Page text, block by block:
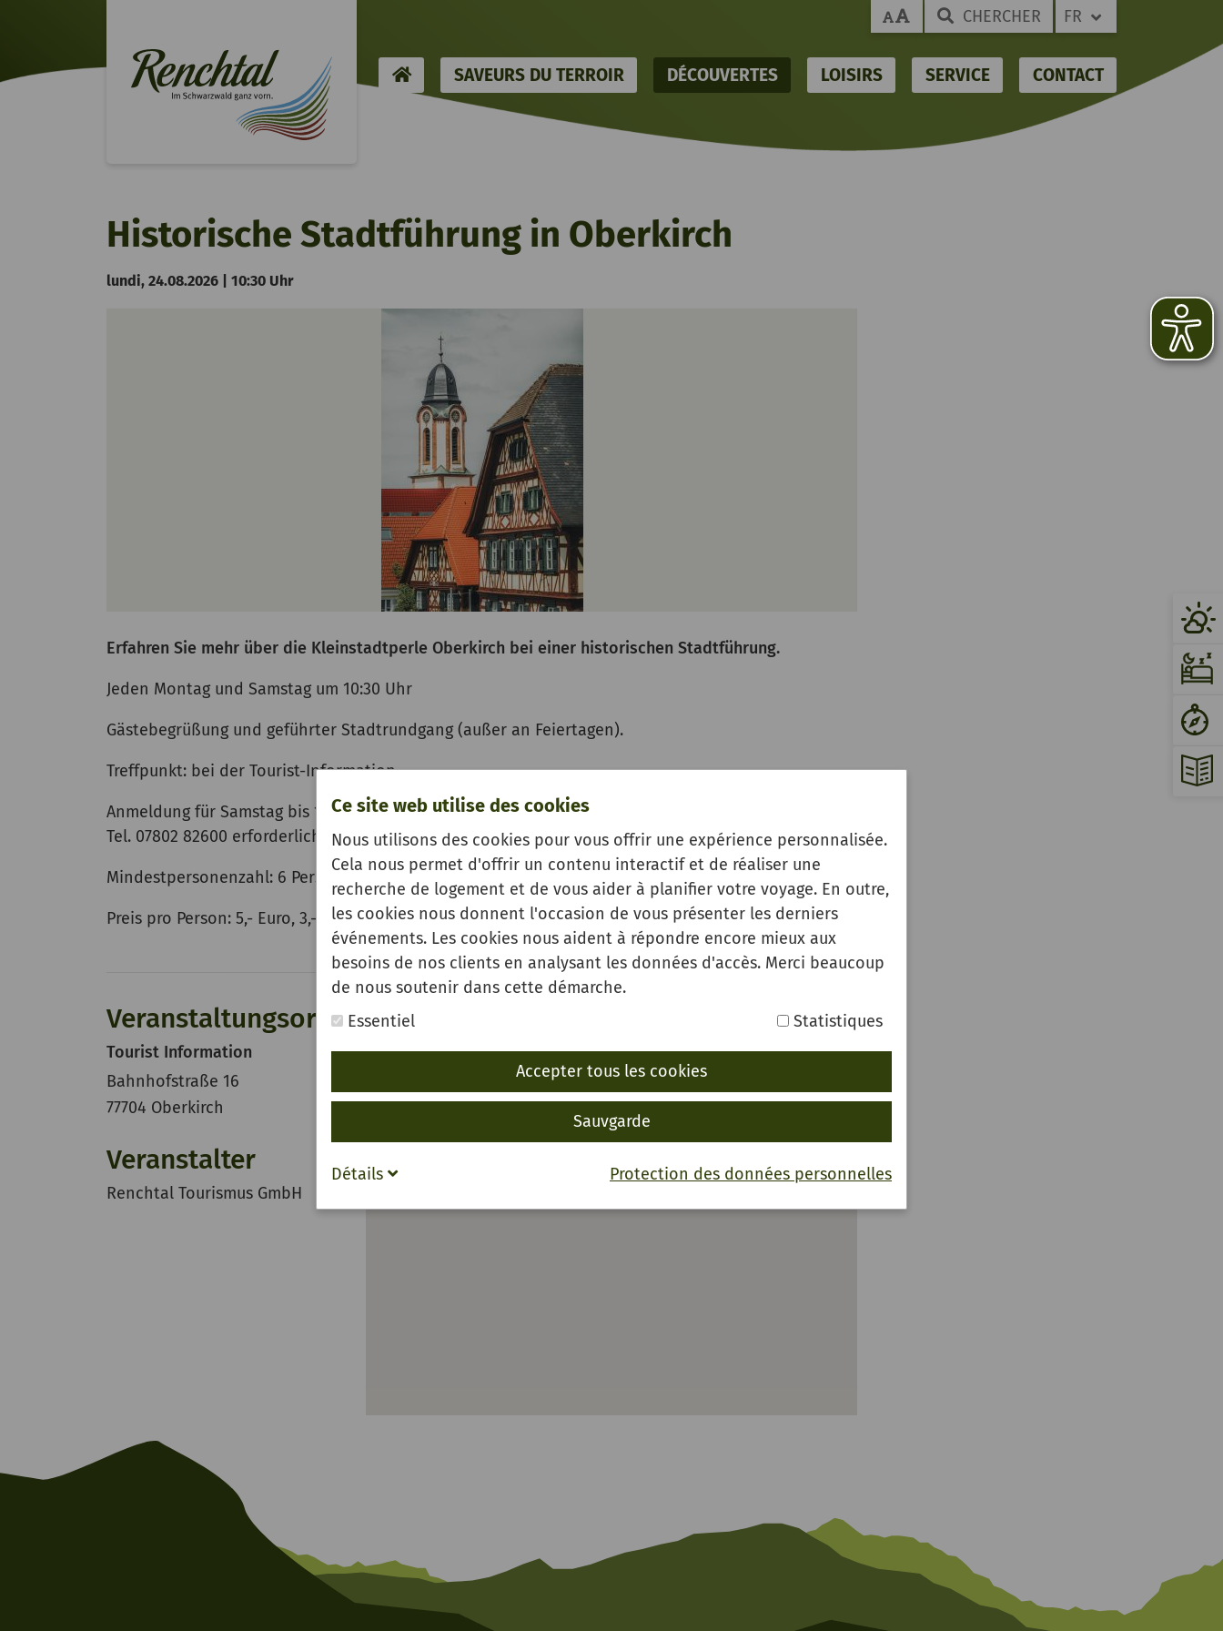
Ce site web utilise des cookies
Nous utilisons des cookies pour vous offrir une expérience personnalisée.
Cela nous permet d'offrir un contenu interactif et de réaliser une
recherche de logement et de vous aider à planifier votre voyage. En outre,
les cookies nous donnent l'occasion de vous présenter les derniers
événements. Les cookies nous aident à répondre encore mieux aux
besoins de nos clients en analysant les données d'accès. Merci beaucoup
de nous soutenir dans cette démarche.
Essentiel
Statistiques
Accepter tous les cookies
Sauvgarde
Protection des données personnelles
Détails
CHERCHER FR
HOMESAVEURS DU TERROIR DÉCOUVERTES LOISIRS SERVICE CONTACT
Historische Stadtführung in Oberkirch
lundi, 24.08.2026 | 10:30 Uhr
Erfahren Sie mehr über die Kleinstadtperle Oberkirch bei einer historischen Stadtführung.
Jeden Montag und Samstag um 10:30 Uhr
Gästebegrüßung und geführter Stadtrundgang (außer an Feiertagen).
Treffpunkt: bei der Tourist-Information.
Anmeldung für Samstag bis 16:30 Uhr am Freitag und für Montag bis 10:00 Uhr am gleichen Tag unter
Tel. 07802 82600 erforderlich.
Mindestpersonenzahl: 6 Personen
Preis pro Person: 5,- Euro, 3,- Euro mit Gästekarte
Veranstaltungsort
Tourist Information
Bahnhofstraße 16
77704 Oberkirch
Veranstalter
Renchtal Tourismus GmbH